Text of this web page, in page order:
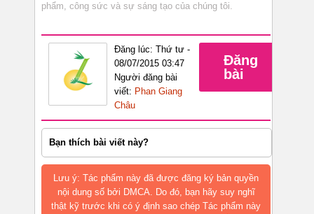
phẩm, công sức và sự sáng tạo của chúng tôi.
Đăng lúc: Thứ tư -
08/07/2015 03:47
Người đăng bài
viết: Phan Giang
Châu
Đăng
bài
Bạn thích bài viết này?
Lưu ý: Tác phẩm này đã được đăng ký bản quyền
nội dung số bởi DMCA. Do đó, bạn hãy suy nghĩ
thật kỹ trước khi có ý định sao chép Tác phẩm này